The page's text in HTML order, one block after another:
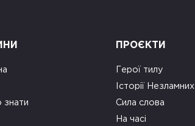
знати
ПРОЄКТИ
Герої тилу
Історії Незламних
Сила слова
На часі